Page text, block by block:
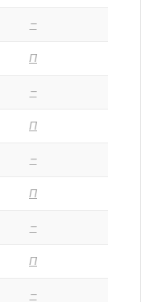
–
П
–
П
–
П
–
П
–